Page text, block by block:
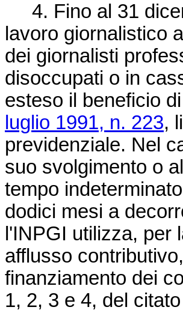
4. Fino al 31
lavoro giornalistico
dei giornalisti
disoccupati o in
esteso il beneficio
luglio 1991, n. 223,
previdenziale. Nel
suo svolgimento o
tempo
dodici mesi a
l'INPGI utilizza, per
afflusso
finanziamento dei
1, 2, 3 e 4, del citato